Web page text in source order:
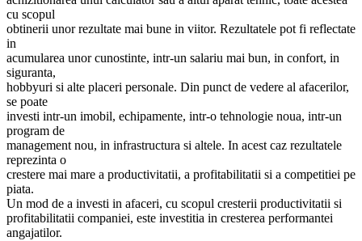
cu scopul
obtinerii unor rezultate mai bune in viitor. Rezultatele pot fi reflectate
in
acumularea unor cunostinte, intr-un salariu mai bun, in confort, in
siguranta,
hobbyuri si alte placeri personale. Din punct de vedere al afacerilor,
se poate
investi intr-un imobil, echipamente, intr-o tehnologie noua, intr-un
program de
management nou, in infrastructura si altele. In acest caz rezultatele
reprezinta o
crestere mai mare a productivitatii, a profitabilitatii si a competitiei pe
piata.
Un mod de a investi in afaceri, cu scopul cresterii productivitatii si
profitabilitatii companiei, este investitia in cresterea performantei
angajatilor.